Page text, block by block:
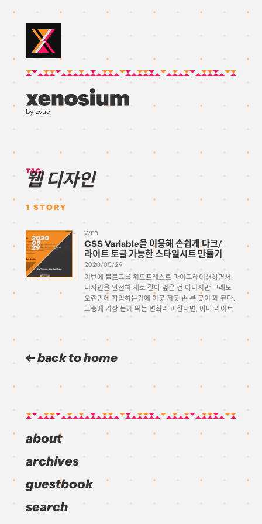
by zvuc
TAG:
웹 디자인
1 STORY
2020
05
29
WEB
CSS Variable을 이용해 손쉽게 다크/
라이트 토글 가능한 스타일시트 만들기
2020/05/29
이번에 블로그를 워드프레스로 마이그레이션하면서,
디자인을 완전히 새로 갈아 엎은 건 아니지만 그래도
오랜만에 작업하는김에 이곳 저곳 손 본 곳이 꽤 된다.
그중에 가장 눈에 띄는 변화라고 한다면, 아마 라이트
모드의 부활일 것이다. 현재 굴리고 있는 블로그의 디
back to home
about
archives
guestbook
search